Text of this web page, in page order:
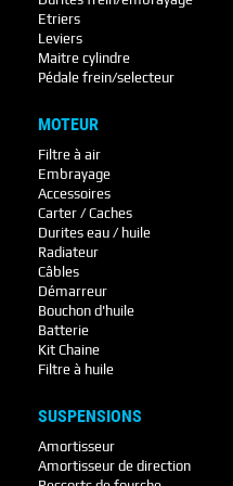
Etriers
Leviers
Maitre cylindre
Pédale frein/selecteur
MOTEUR
Filtre à air
Embrayage
Accessoires
Carter / Caches
Durites eau / huile
Radiateur
Câbles
Démarreur
Bouchon d'huile
Batterie
Kit Chaine
Filtre à huile
SUSPENSIONS
Amortisseur
Amortisseur de direction